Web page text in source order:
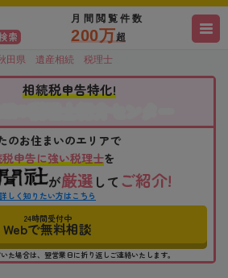
月間閲覧件数
200万超
田県 遺産相続 税理士
相続税申告特化!
のお住まいのエリアで
申告に強い税理士を
が厳選 して ご紹介!
詳しく知りたい方はこちら
24時間受付中
Webで無料相談
た場合は、翌営業日に折り返しご連絡いたします。